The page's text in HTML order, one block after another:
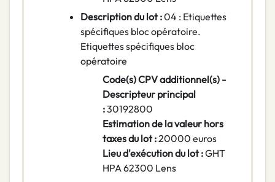
Description du lot :04 : Etiquettes
spécifiques bloc opératoire.
Etiquettes spécifiques bloc
opératoire
Code(s) CPV additionnel(s) -
Descripteur principal
:30192800
Estimation de la valeur hors
taxes du lot :20000 euros
Lieu d'exécution du lot :GHT
HPA 62300 Lens